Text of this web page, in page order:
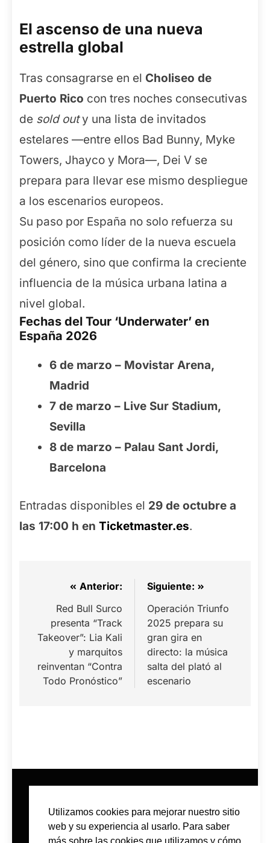
El ascenso de una nueva
estrella global
Tras consagrarse en el Choliseo de
Puerto Rico con tres noches consecutivas
de sold outy una lista de invitados
estelares —entre ellos Bad Bunny, Myke
Towers, Jhayco y Mora—, Dei V se
prepara para llevar ese mismo despliegue
a los escenarios europeos.
Su paso por España no solo refuerza su
posición como líder de la nueva escuela
del género, sino que confirma la creciente
influencia de la música urbana latina a
nivel global.
Fechas del Tour ‘Underwater’ en
España 2026
6 de marzo – Movistar Arena,
Madrid
7 de marzo – Live Sur Stadium,
Sevilla
8 de marzo – Palau Sant Jordi,
Barcelona
Entradas disponibles el 29 de octubre a
las 17:00 h en Ticketmaster.es.
Navegación
entradas
Anterior:
Red Bull Surco
presenta “Track
Takeover”: Lia Kali
y marquitos
reinventan “Contra
Todo Pronóstico”
Siguiente:
Operación Triunfo
2025 prepara su
gran gira en
directo: la música
salta del plató al
escenario
Utilizamos cookies para mejorar nuestro sitio
web y su experiencia al usarlo. Para saber